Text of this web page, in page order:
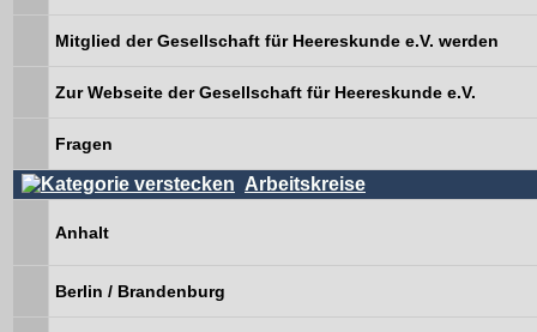
Mitglied der Gesellschaft für Heereskunde e.V. werden
Zur Webseite der Gesellschaft für Heereskunde e.V.
Fragen
Arbeitskreise
Anhalt
Berlin / Brandenburg